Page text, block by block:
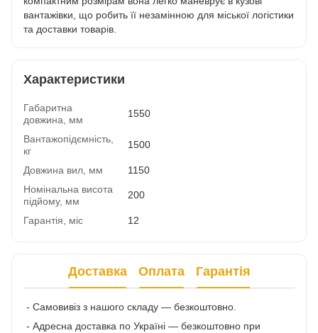
вантажівки, що робить її незамінною для міської логістики
та доставки товарів.
Характеристики
Габаритна
довжина, мм
1550
Вантажопідємність,
кг
1500
Довжина вил, мм
1150
Номінальна висота
підйому, мм
200
Гарантія, міс 12
Доставка Оплата Гарантія
- Самовивіз з нашого складу — безкоштовно.
- Адресна доставка по Україні — безкоштовно при